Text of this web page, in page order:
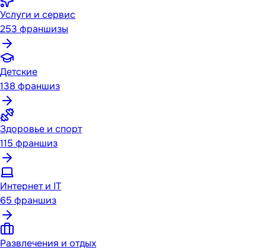
Услуги и сервис
253 франшизы
Детские
138 франшиз
Здоровье и спорт
115 франшиз
Интернет и IT
65 франшиз
Развлечения и отдых